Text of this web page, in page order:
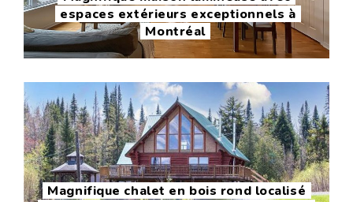
espaces extérieurs exceptionnels à
Montréal
Magnifique chalet en bois rond localisé